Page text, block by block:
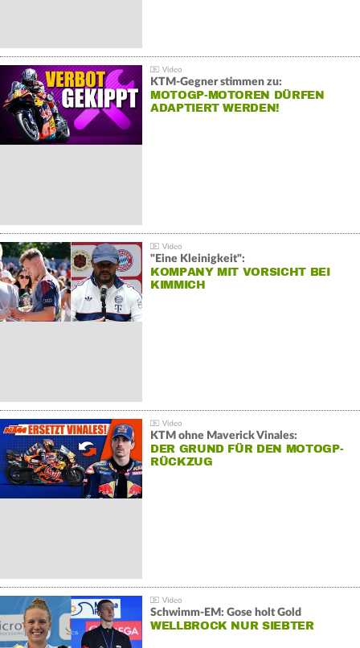
KTM-Gegner stimmen zu:
MOTOGP-MOTOREN DÜRFEN
ADAPTIERT WERDEN!
"Eine Kleinigkeit":
KOMPANY MIT VORSICHT BEI
KIMMICH
KTM ohne Maverick Vinales:
DER GRUND FÜR DEN MOTOGP-
RÜCKZUG
Schwimm-EM: Gose holt Gold
WELLBROCK NUR SIEBTER